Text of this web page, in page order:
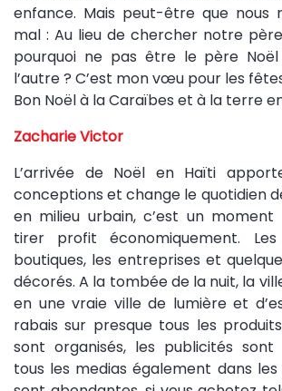
enfance. Mais peut-être que nous
mal : Au lieu de chercher notre
pourquoi ne pas être le père
l’autre ? C’est mon vœu pour les
Bon Noël à la Caraïbes et à la terre
Zacharie Victor
L’arrivée de Noël en Haïti
conceptions et change le quotidien
en milieu urbain, c’est un
tirer profit économiquement. Les
boutiques, les entreprises et
décorés. A la tombée de la nuit, la
en une vraie ville de lumière et
rabais sur presque tous les
sont organisés, les publicités sont
tous les medias également dans les